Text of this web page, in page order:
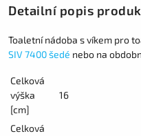
Detailní popis
Toaletní nádoba s víkem pro
SIV 7400 šedé nebo na
Celková
výška
[cm]
16
Celková